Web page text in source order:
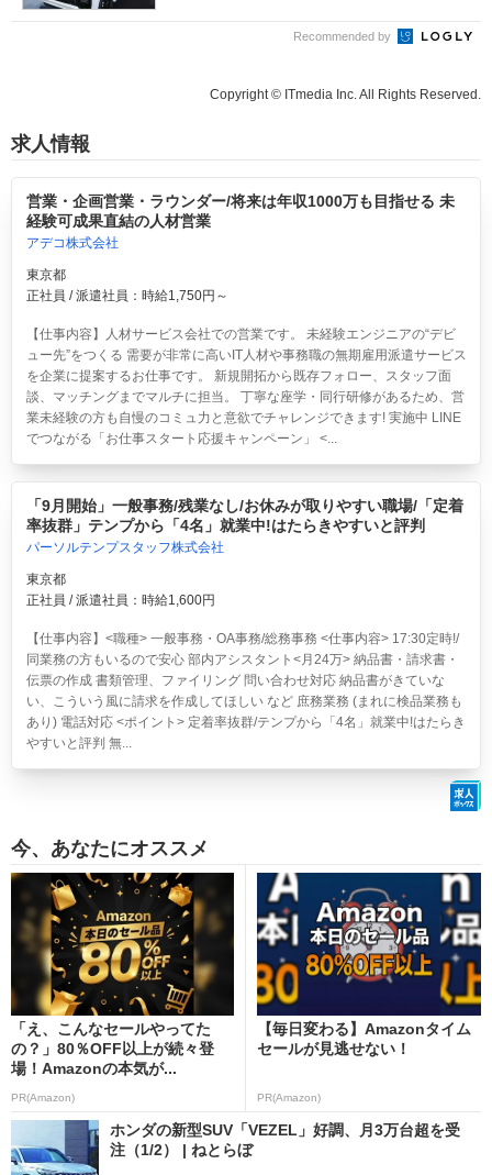
Recommended by
Copyright © ITmedia Inc. All Rights Reserved.
求人情報
営業・企画営業・ラウンダー/将来は年収1000万も目指せる 未
経験可成果直結の人材営業
アデコ株式会社
東京都
正社員 / 派遣社員：時給1,750円～
【仕事内容】人材サービス会社での営業です。 未経験エンジニアの“デビ
ュー先”をつくる 需要が非常に高いIT人材や事務職の無期雇用派遣サービス
を企業に提案するお仕事です。 新規開拓から既存フォロー、スタッフ面
談、マッチングまでマルチに担当。 丁寧な座学・同行研修があるため、営
業未経験の方も自慢のコミュ力と意欲でチャレンジできます! 実施中 LINE
でつながる「お仕事スタート応援キャンペーン」 <...
「9月開始」一般事務/残業なし/お休みが取りやすい職場/「定着
率抜群」テンプから「4名」就業中!はたらきやすいと評判
パーソルテンプスタッフ株式会社
東京都
正社員 / 派遣社員：時給1,600円
【仕事内容】<職種> 一般事務・OA事務/総務事務 <仕事内容> 17:30定時!/
同業務の方もいるので安心 部内アシスタント<月24万> 納品書・請求書・
伝票の作成 書類管理、ファイリング 問い合わせ対応 納品書がきていな
い、こういう風に請求を作成してほしい など 庶務業務 (まれに検品業務も
あり) 電話対応 <ポイント> 定着率抜群/テンプから「4名」就業中!はたらき
やすいと評判 無...
今、あなたにオススメ
「え、こんなセールやってた
の？」80％OFF以上が続々登
場！Amazonの本気が...
PR(Amazon)
【毎日変わる】Amazonタイム
セールが見逃せない！
PR(Amazon)
ホンダの新型SUV「VEZEL」好調、月3万台超を受
注（1/2） | ねとらぼ